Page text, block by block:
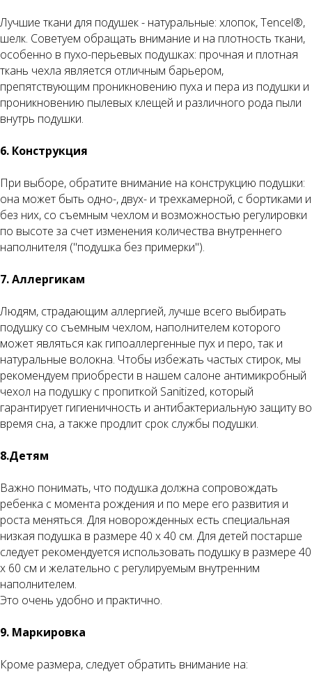
Лучшие ткани для подушек - натуральные: хлопок, Tencel®,
шелк. Советуем обращать внимание и на плотность ткани,
особенно в пухо-перьевых подушках: прочная и плотная
ткань чехла является отличным барьером,
препятствующим проникновению пуха и пера из подушки и
проникновению пылевых клещей и различного рода пыли
внутрь подушки.
6. Конструкция
При выборе, обратите внимание на конструкцию подушки:
она может быть одно-, двух- и трехкамерной, с бортиками и
без них, со съемным чехлом и возможностью регулировки
по высоте за счет изменения количества внутреннего
наполнителя ("подушка без примерки").
7. Аллергикам
Людям, страдающим аллергией, лучше всего выбирать
подушку со съемным чехлом, наполнителем которого
может являться как гипоаллергенные пух и перо, так и
натуральные волокна. Чтобы избежать частых стирок, мы
рекомендуем приобрести в нашем салоне антимикробный
чехол на подушку с пропиткой Sanitized, который
гарантирует гигиеничность и антибактериальную защиту во
время сна, а также продлит срок службы подушки.
8.Детям
Важно понимать, что подушка должна сопровождать
ребенка с момента рождения и по мере его развития и
роста меняться. Для новорожденных есть специальная
низкая подушка в размере 40 х 40 см. Для детей постарше
следует рекомендуется использовать подушку в размере 40
х 60 см и желательно с регулируемым внутренним
наполнителем.
Это очень удобно и практично.
9. Маркировка
Кроме размера, следует обратить внимание на: